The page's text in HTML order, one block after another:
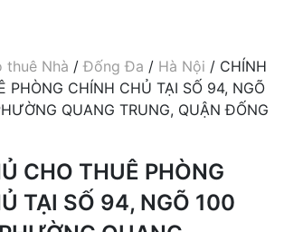
thuê Nhà / Đống Đa / Hà Nội / CHÍNH
PHÒNG CHÍNH CHỦ TẠI SỐ 94, NGÕ
QUANG TRUNG, QUẬN ĐỐNG
CHO THUÊ PHÒNG
TẠI SỐ 94, NGÕ 100